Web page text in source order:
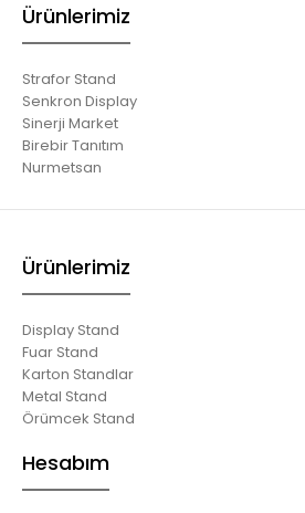
Ürünlerimiz
Strafor Stand
Senkron Display
Sinerji Market
Birebir Tanıtım
Nurmetsan
Ürünlerimiz
Display Stand
Fuar Stand
Karton Standlar
Metal Stand
Örümcek Stand
Hesabım